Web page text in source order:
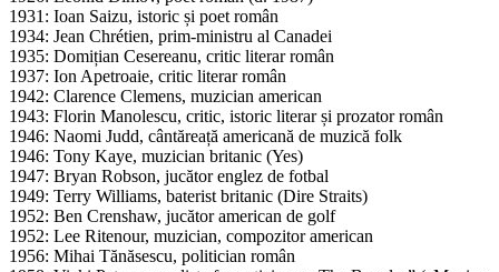
1931: Ioan Saizu, istoric și poet român
1934: Jean Chrétien, prim-ministru al Canadei
1935: Domițian Cesereanu, critic literar român
1937: Ion Apetroaie, critic literar român
1942: Clarence Clemens, muzician american
1943: Florin Manolescu, critic, istoric literar și prozator român
1946: Naomi Judd, cântăreață americană de muzică folk
1946: Tony Kaye, muzician britanic (Yes)
1947: Bryan Robson, jucător englez de fotbal
1949: Terry Williams, baterist britanic (Dire Straits)
1952: Ben Crenshaw, jucător american de golf
1952: Lee Ritenour, muzician, compozitor american
1956: Mihai Tănăsescu, politician român